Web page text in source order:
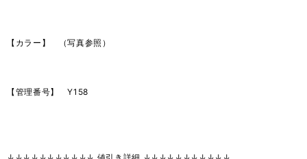
【カラー】 （写真参照）
【管理番号】 Y158